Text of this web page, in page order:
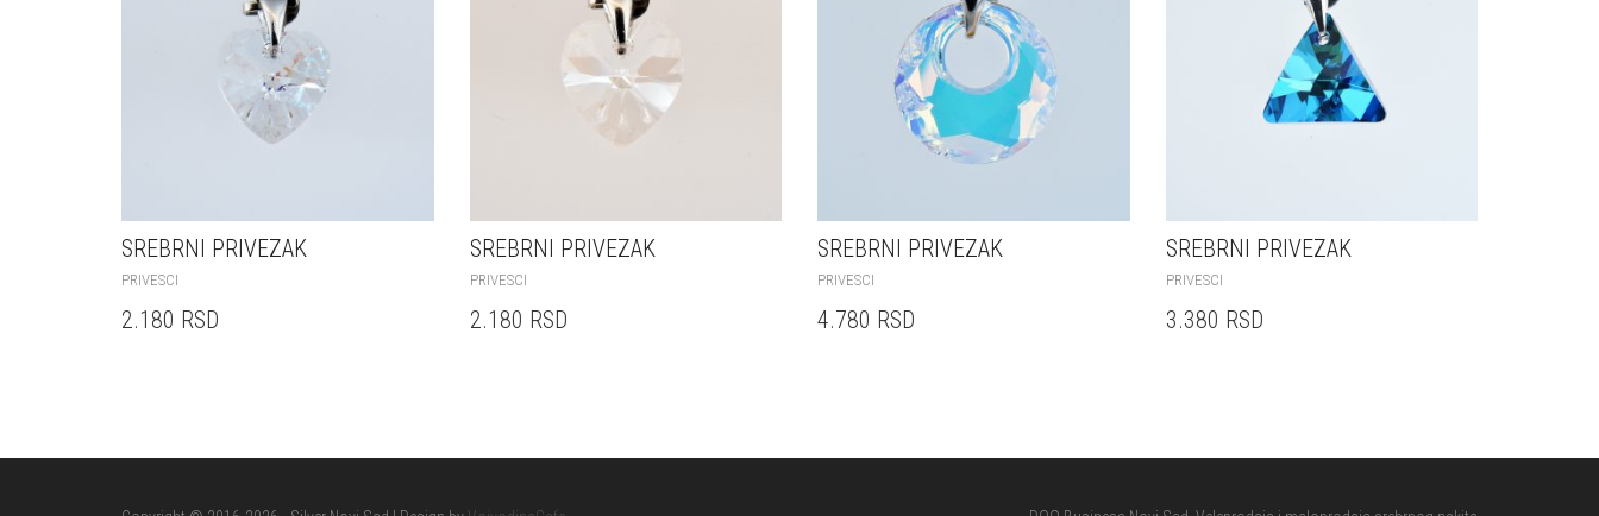
SREBRNI PRIVEZAK
PRIVESCI
2.180 RSD
SREBRNI PRIVEZAK
PRIVESCI
2.180 RSD
SREBRNI PRIVEZAK
PRIVESCI
4.780 RSD
SREBRNI PRIVEZAK
PRIVESCI
3.380 RSD